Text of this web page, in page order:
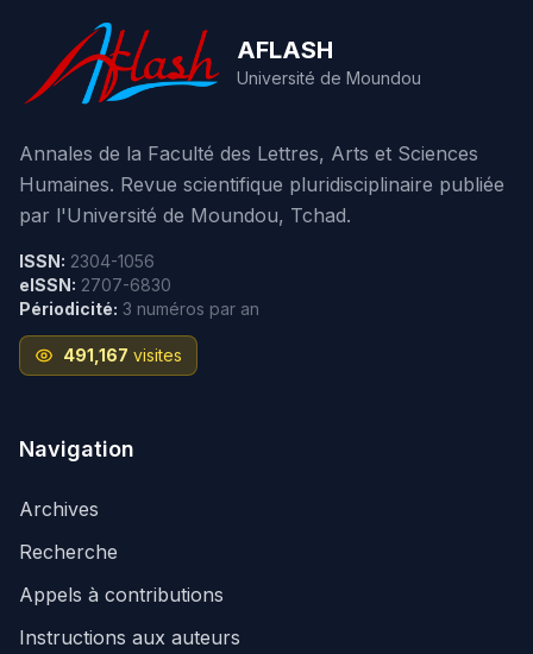
AFLASH
Université de Moundou
Annales de la Faculté des Lettres, Arts et Sciences
Humaines. Revue scientifique pluridisciplinaire publiée
par l'Université de Moundou, Tchad.
ISSN: 2304-1056
eISSN: 2707-6830
Périodicité: 3 numéros par an
491,167 visites
Navigation
Archives
Recherche
Appels à contributions
Instructions aux auteurs